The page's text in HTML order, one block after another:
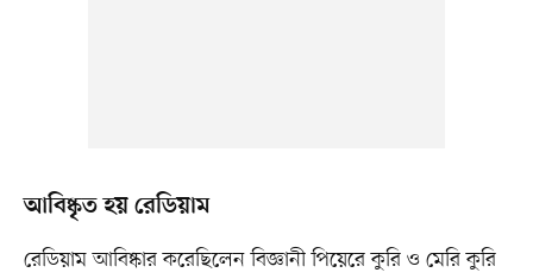
আবিষ্কৃত হয় রেডিয়াম
রেডিয়াম আবিষ্কার করেছিলেন বিজ্ঞানী পিয়েরে কুরি ও মেরি কুরি